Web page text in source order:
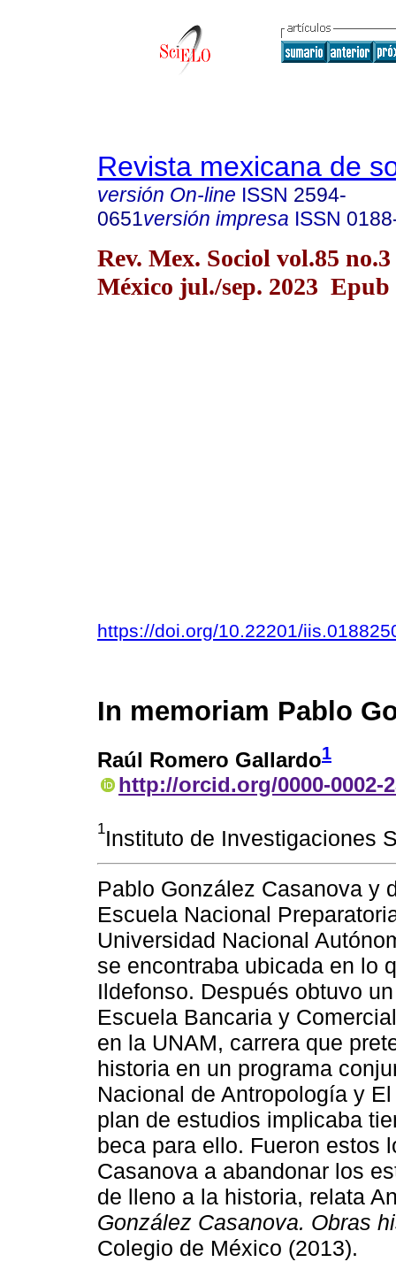
Revista mexicana de
versión On-line ISSN 2594-
0651versión impresa ISSN
Rev. Mex. Sociol vol.85
México jul./sep. 2023 Epub
https://doi.org/10.22201/
In memoriam Pablo
Raúl Romero Gallardo1
http://orcid.org/0000-0002-
1Instituto de Investigaciones
Pablo González Casanova y
Escuela Nacional
Universidad Nacional
se encontraba ubicada en lo
Ildefonso. Después obtuvo
Escuela Bancaria y
en la UNAM, carrera que
historia en un programa
Nacional de Antropología y
plan de estudios implicaba
beca para ello. Fueron estos
Casanova a abandonar los
de lleno a la historia, relata
González Casanova. Obras
Colegio de México (2013).